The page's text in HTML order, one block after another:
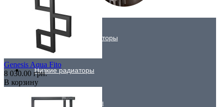
ДЛЯ КУХНИ
Вертикальные радиаторы
Низкие радиаторы
Стальные радиаторы
Genesis Aqua Fito
8 030.00 грн.
В корзину